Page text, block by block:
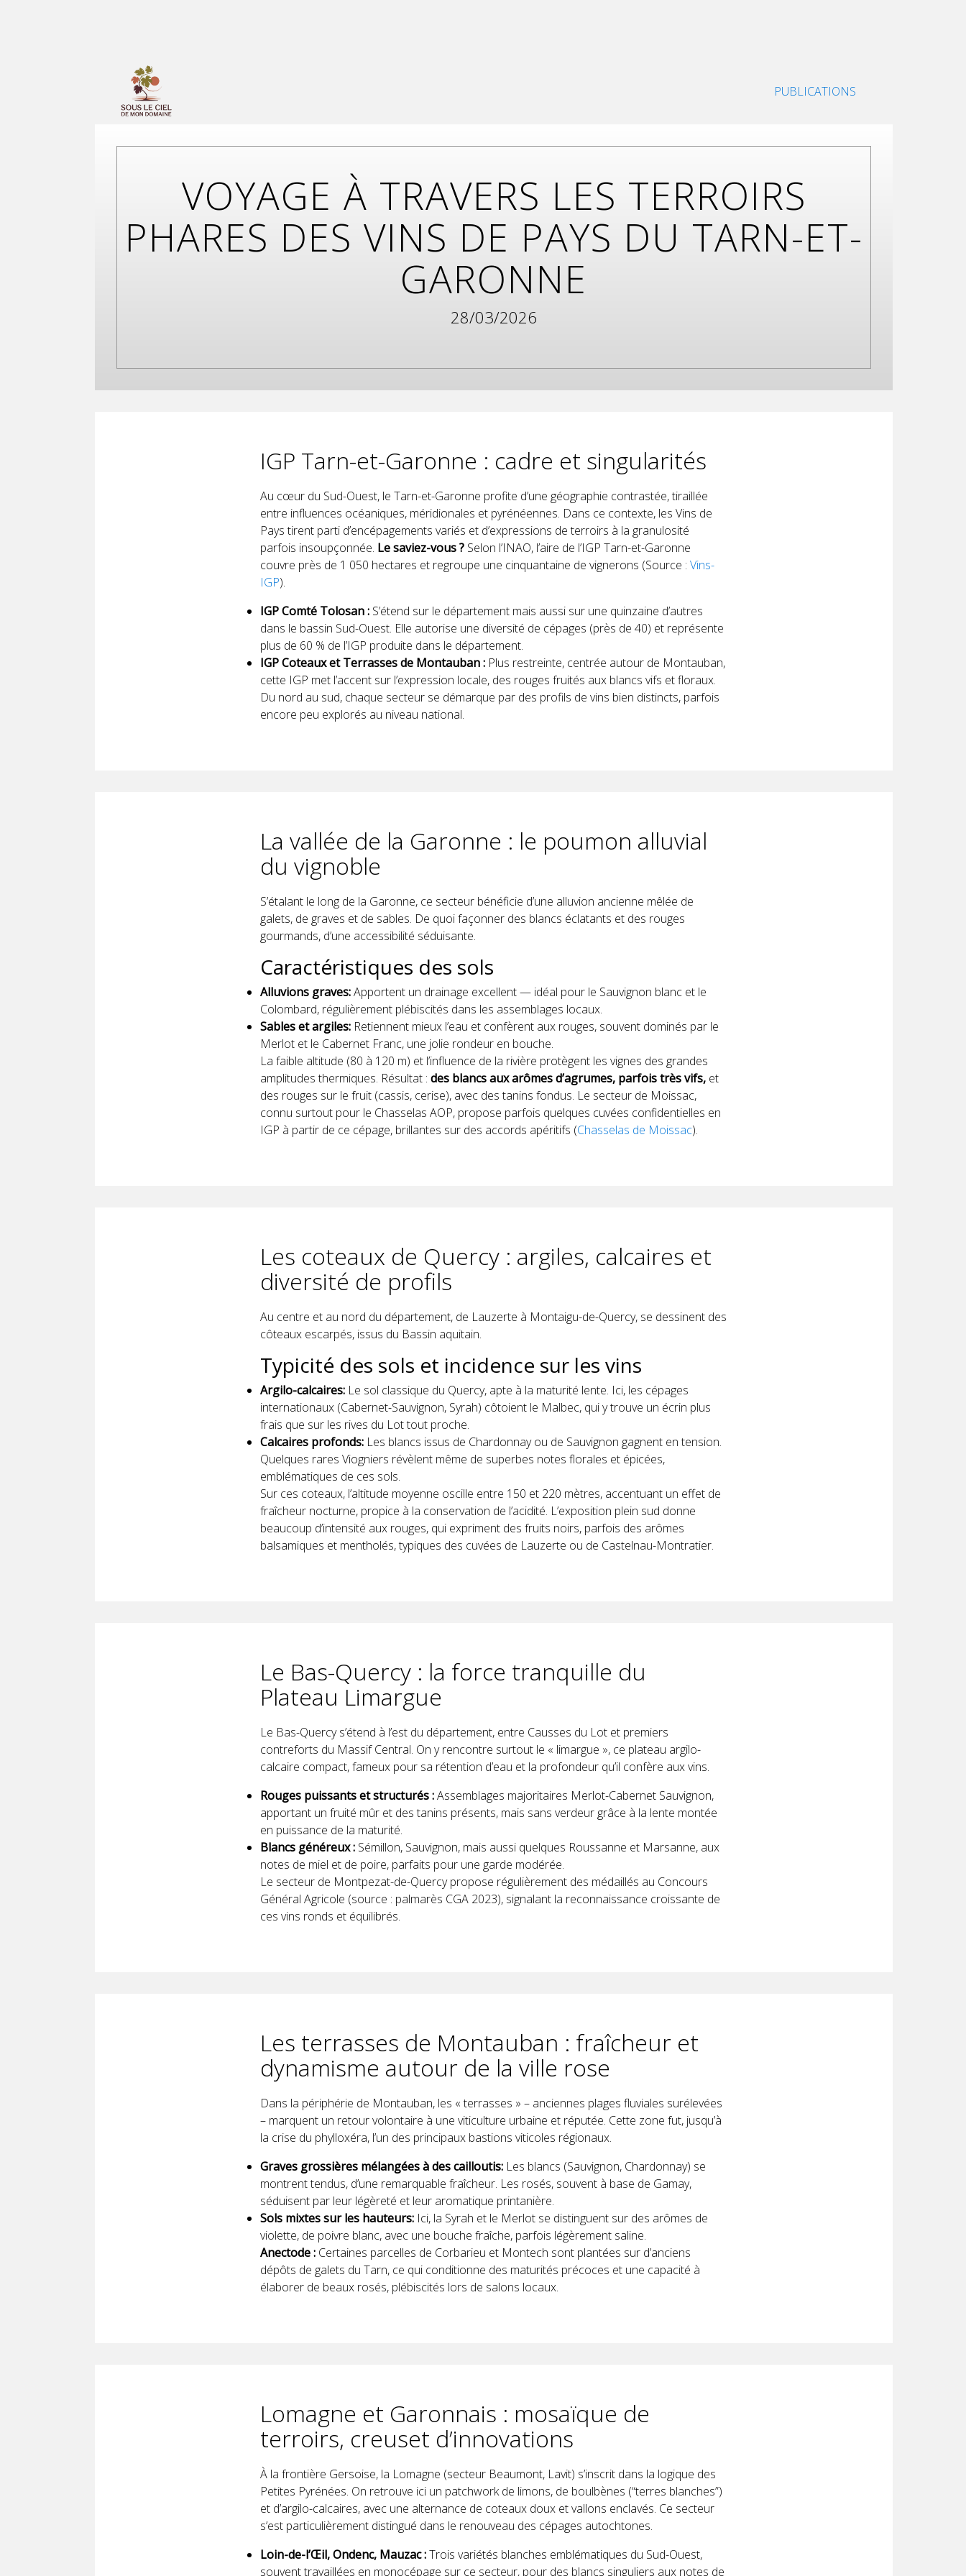
PUBLICATIONS
VOYAGE À TRAVERS LES TERROIRS
PHARES DES VINS DE PAYS DU TARN-ET-
GARONNE
28/03/2026
IGP Tarn-et-Garonne : cadre et singularités
Au cœur du Sud-Ouest, le Tarn-et-Garonne profite d’une géographie contrastée, tiraillée
entre influences océaniques, méridionales et pyrénéennes. Dans ce contexte, les Vins de
Pays tirent parti d’encépagements variés et d’expressions de terroirs à la granulosité
parfois insoupçonnée. Le saviez-vous ? Selon l’INAO, l’aire de l’IGP Tarn-et-Garonne
couvre près de 1 050 hectares et regroupe une cinquantaine de vignerons (Source : Vins-
IGP).
IGP Comté Tolosan : S’étend sur le département mais aussi sur une quinzaine d’autres
dans le bassin Sud-Ouest. Elle autorise une diversité de cépages (près de 40) et représente
plus de 60 % de l’IGP produite dans le département.
IGP Coteaux et Terrasses de Montauban : Plus restreinte, centrée autour de Montauban,
cette IGP met l’accent sur l’expression locale, des rouges fruités aux blancs vifs et floraux.
Du nord au sud, chaque secteur se démarque par des profils de vins bien distincts, parfois
encore peu explorés au niveau national.
La vallée de la Garonne : le poumon alluvial
du vignoble
S’étalant le long de la Garonne, ce secteur bénéficie d’une alluvion ancienne mêlée de
galets, de graves et de sables. De quoi façonner des blancs éclatants et des rouges
gourmands, d’une accessibilité séduisante.
Caractéristiques des sols
Alluvions graves:Apportent un drainage excellent — idéal pour le Sauvignon blanc et le
Colombard, régulièrement plébiscités dans les assemblages locaux.
Sables et argiles: Retiennent mieux l’eau et confèrent aux rouges, souvent dominés par le
Merlot et le Cabernet Franc, une jolie rondeur en bouche.
La faible altitude (80 à 120 m) et l’influence de la rivière protègent les vignes des grandes
amplitudes thermiques. Résultat : des blancs aux arômes d’agrumes, parfois très vifs, et
des rouges sur le fruit (cassis, cerise), avec des tanins fondus. Le secteur de Moissac,
connu surtout pour le Chasselas AOP, propose parfois quelques cuvées confidentielles en
IGP à partir de ce cépage, brillantes sur des accords apéritifs (Chasselas de Moissac).
Les coteaux de Quercy : argiles, calcaires et
diversité de profils
Au centre et au nord du département, de Lauzerte à Montaigu-de-Quercy, se dessinent des
côteaux escarpés, issus du Bassin aquitain.
Typicité des sols et incidence sur les vins
Argilo-calcaires: Le sol classique du Quercy, apte à la maturité lente. Ici, les cépages
internationaux (Cabernet-Sauvignon, Syrah) côtoient le Malbec, qui y trouve un écrin plus
frais que sur les rives du Lot tout proche.
Calcaires profonds: Les blancs issus de Chardonnay ou de Sauvignon gagnent en tension.
Quelques rares Viogniers révèlent même de superbes notes florales et épicées,
emblématiques de ces sols.
Sur ces coteaux, l’altitude moyenne oscille entre 150 et 220 mètres, accentuant un effet de
fraîcheur nocturne, propice à la conservation de l’acidité. L’exposition plein sud donne
beaucoup d’intensité aux rouges, qui expriment des fruits noirs, parfois des arômes
balsamiques et mentholés, typiques des cuvées de Lauzerte ou de Castelnau-Montratier.
Le Bas-Quercy : la force tranquille du
Plateau Limargue
Le Bas-Quercy s’étend à l’est du département, entre Causses du Lot et premiers
contreforts du Massif Central. On y rencontre surtout le « limargue », ce plateau argilo-
calcaire compact, fameux pour sa rétention d’eau et la profondeur qu’il confère aux vins.
Rouges puissants et structurés :Assemblages majoritaires Merlot-Cabernet Sauvignon,
apportant un fruité mûr et des tanins présents, mais sans verdeur grâce à la lente montée
en puissance de la maturité.
Blancs généreux : Sémillon, Sauvignon, mais aussi quelques Roussanne et Marsanne, aux
notes de miel et de poire, parfaits pour une garde modérée.
Le secteur de Montpezat-de-Quercy propose régulièrement des médaillés au Concours
Général Agricole (source : palmarès CGA 2023), signalant la reconnaissance croissante de
ces vins ronds et équilibrés.
Les terrasses de Montauban : fraîcheur et
dynamisme autour de la ville rose
Dans la périphérie de Montauban, les « terrasses » – anciennes plages fluviales surélevées
– marquent un retour volontaire à une viticulture urbaine et réputée. Cette zone fut, jusqu’à
la crise du phylloxéra, l’un des principaux bastions viticoles régionaux.
Graves grossières mélangées à des cailloutis: Les blancs (Sauvignon, Chardonnay) se
montrent tendus, d’une remarquable fraîcheur. Les rosés, souvent à base de Gamay,
séduisent par leur légèreté et leur aromatique printanière.
Sols mixtes sur les hauteurs: Ici, la Syrah et le Merlot se distinguent sur des arômes de
violette, de poivre blanc, avec une bouche fraîche, parfois légèrement saline.
Anectode : Certaines parcelles de Corbarieu et Montech sont plantées sur d’anciens
dépôts de galets du Tarn, ce qui conditionne des maturités précoces et une capacité à
élaborer de beaux rosés, plébiscités lors de salons locaux.
Lomagne et Garonnais : mosaïque de
terroirs, creuset d’innovations
À la frontière Gersoise, la Lomagne (secteur Beaumont, Lavit) s’inscrit dans la logique des
Petites Pyrénées. On retrouve ici un patchwork de limons, de boulbènes (“terres blanches”)
et d’argilo-calcaires, avec une alternance de coteaux doux et vallons enclavés. Ce secteur
s’est particulièrement distingué dans le renouveau des cépages autochtones.
Loin-de-l’Œil, Ondenc, Mauzac :Trois variétés blanches emblématiques du Sud-Ouest,
souvent travaillées en monocépage sur ce secteur, pour des blancs singuliers aux notes de